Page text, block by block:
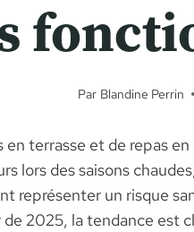
Par Blandine Perrin
terrasse et de repas
lors des saisons
représenter un risque
2025, la tendance est